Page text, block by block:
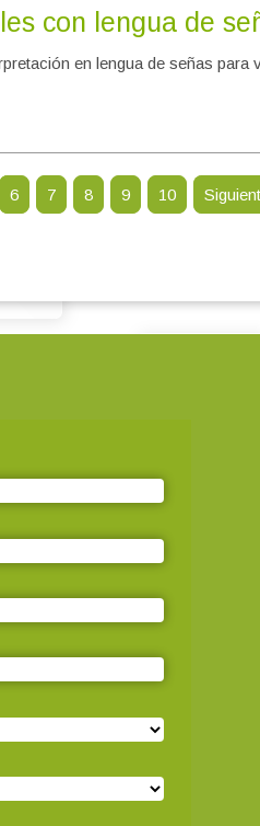
con lengua de
en lengua de señas
6 7 8 9 10